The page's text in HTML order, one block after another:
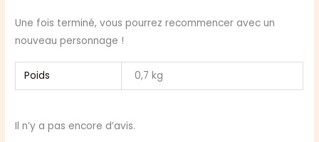
Une fois terminé, vous pourrez recommencer avec un
nouveau personnage !
Poids 0,7 kg
Il n’y a pas encore d’avis.